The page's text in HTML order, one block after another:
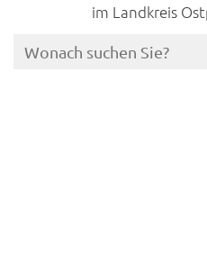
im Landkreis